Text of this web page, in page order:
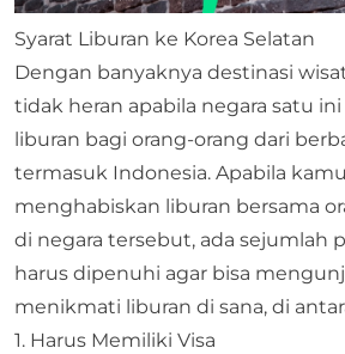
Syarat Liburan ke Korea Selatan
Dengan banyaknya destinasi
tidak heran apabila negara satu
liburan bagi orang-orang dari
termasuk Indonesia. Apabila
menghabiskan liburan bersama
di negara tersebut, ada sejumlah
harus dipenuhi agar bisa
menikmati liburan di sana, di
1. Harus Memiliki Visa